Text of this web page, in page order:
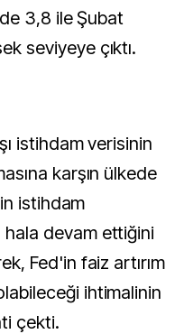
3,8 ile Şubat
seviyeye çıktı.
istihdam verisinin
karşın ülkede
istihdam
hala devam ettiğini
Fed'in faiz artırım
ihtimalinin
çekti.